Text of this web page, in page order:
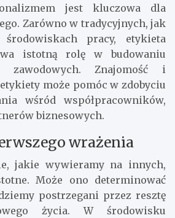
jest kluczowa dla
Zarówno w tradycyjnych, jak
pracy, etykieta
istotną rolę w budowaniu
zawodowych. Znajomość i
może pomóc w zdobyciu
wśród współpracowników,
biznesowych.
wrażenia
jakie wywieramy na innych,
Może ono determinować
postrzegani przez resztę
życia. W środowisku